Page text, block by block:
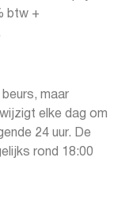
btw +
maar
elke dag om
24 uur. De
rond 18:00